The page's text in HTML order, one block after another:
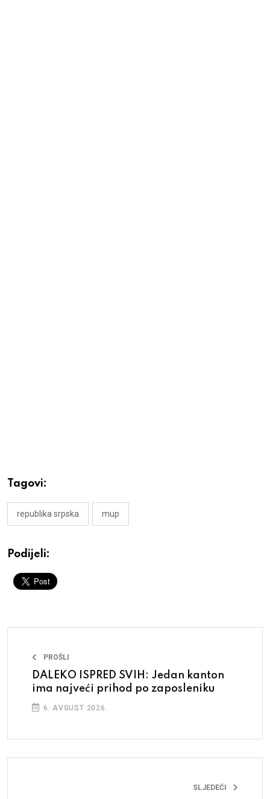
Tagovi:
republika srpska mup
Podijeli:
PROŠLI
DALEKO ISPRED SVIH: Jedan kanton
ima najveći prihod po zaposleniku
6. AVGUST 2026.
SLJEDEĆI